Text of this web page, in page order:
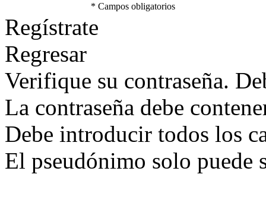
* Campos obligatorios
Regístrate
Regresar
Verifique su contraseña.
La contraseña debe
Debe introducir todos los
El pseudónimo solo puede